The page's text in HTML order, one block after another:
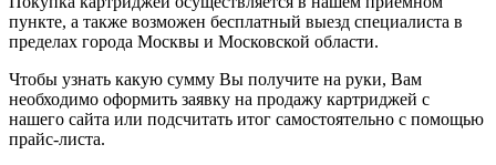
пункте, а также возможен бесплатный выезд специалиста в
пределах города Москвы и Московской области.
Чтобы узнать какую сумму Вы получите на руки, Вам
необходимо оформить заявку на продажу картриджей с
нашего сайта или подсчитать итог самостоятельно с помощью
прайс-листа.